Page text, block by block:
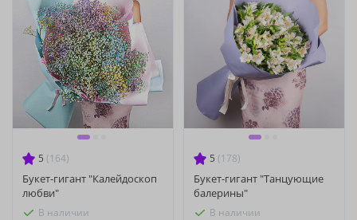
5 (164)
Букет-гигант "Калейдоскоп
любви"
В наличии
5 (178)
Букет-гигант "Танцующие
балерины"
В наличии